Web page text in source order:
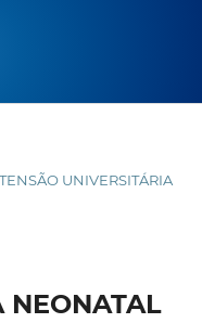
UNIVERSITÁRIA
NEONATAL